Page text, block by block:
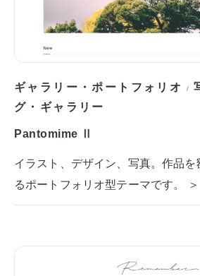
ギャラリー・ポートフォリオ /
グ・ギャラリー
Pantomime Ⅱ
イラスト、デザイン、写真。作品
るポートフォリオ型テーマです。 ＞